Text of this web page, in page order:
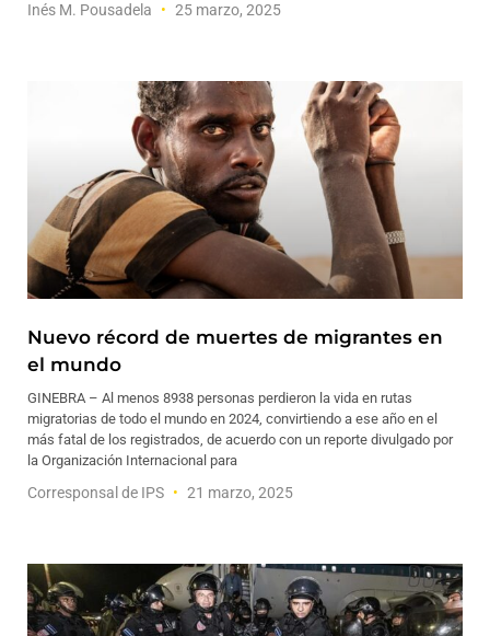
Inés M. Pousadela 25 marzo, 2025
Nuevo récord de muertes de migrantes en
el mundo
GINEBRA – Al menos 8938 personas perdieron la vida en rutas
migratorias de todo el mundo en 2024, convirtiendo a ese año en el
más fatal de los registrados, de acuerdo con un reporte divulgado por
la Organización Internacional para
Corresponsal de IPS 21 marzo, 2025